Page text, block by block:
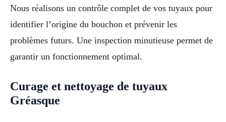
Nous réalisons un contrôle complet de vos tuyaux pour
identifier l’origine du bouchon et prévenir les
problèmes futurs. Une inspection minutieuse permet de
garantir un fonctionnement optimal.
Curage et nettoyage de tuyaux
Gréasque